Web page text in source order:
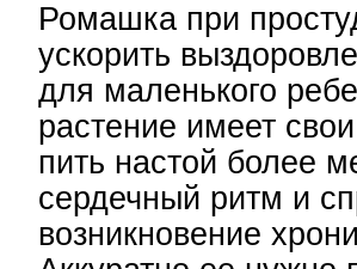
Ромашка при
ускорить
для маленького
растение имеет
пить настой более
сердечный ритм и
возникновение